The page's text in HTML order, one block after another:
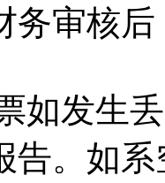
务审核
发生丢
告。如